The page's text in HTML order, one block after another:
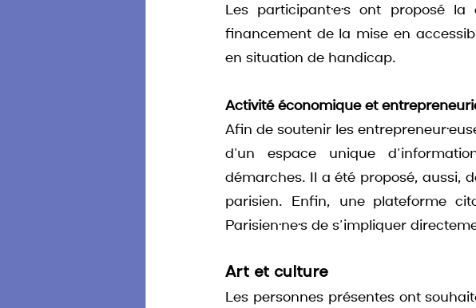
Les participant·e·s ont proposé
financement de la mise en
en situation de handicap.
Activité économique et
Afin de soutenir les
d’un espace unique
démarches. Il a été proposé, aussi,
parisien. Enfin, une plateforme
Parisien·ne·s de s’impliquer
Art et culture
Les personnes présentes ont